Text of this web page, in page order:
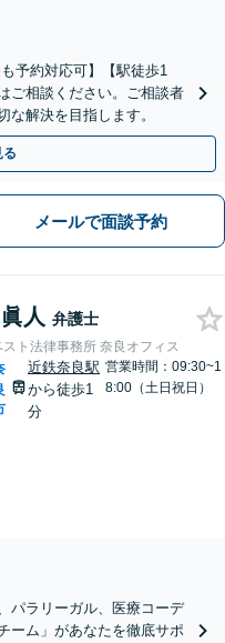
予約対応可】【駅徒歩1
ご相談ください。ご相談者
解決を目指します。
る
メールで面談予約
人 弁護士
ト法律事務所 奈良オフィス
近鉄奈良駅
から徒歩1
分
営業時間：09:30~1
8:00（土日祝日）
パラリーガル、医療コーデ
ーム」があなたを徹底サポ